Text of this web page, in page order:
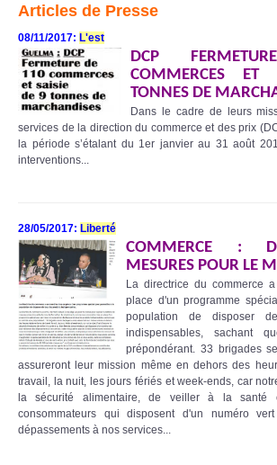
Articles de Presse
08/11/2017: L'est
DCP
COMMERCES
TONNES DE
Dans le cadre de leurs
services de la direction du commerce et des prix
la période s’étalant du 1er janvier au 31 août
interventions...
28/05/2017: Liberté
COMMERCE :
MESURES POUR LE
La directrice du commerce
place d'un programme
population de disposer
indispensables­­­­­, sachant
prépondérant. 33 brigades
assureront leur mission même en dehors des
travail, la nuit, les jours fériés et week-ends, car
la sécurité alimentaire, de veiller à la santé
consommateurs qui disposent d'un numéro
dépassements à nos services...